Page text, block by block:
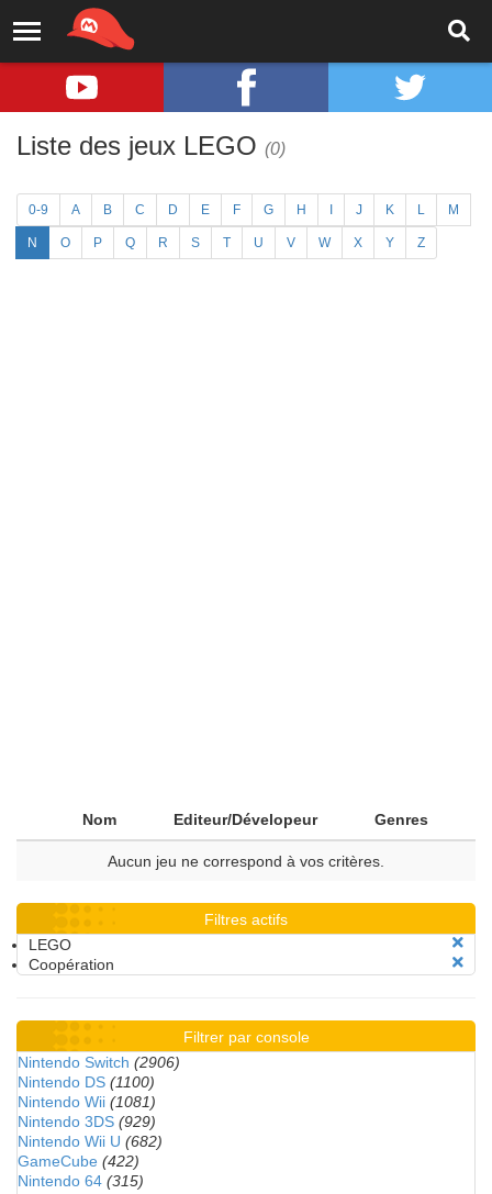
Liste des jeux LEGO (0)
0-9 A B C D E F G H J K L M
N O P Q R S T U V W X Y Z
Nom Editeur/Dévelopeur Genres
Aucun jeu ne correspond à vos critères.
Filtres actifs
LEGO
Coopération
Filtrer par console
Nintendo Switch (2906)
Nintendo DS (1100)
Nintendo Wii (1081)
Nintendo 3DS (929)
Nintendo Wii U (682)
GameCube (422)
Nintendo 64 (315)